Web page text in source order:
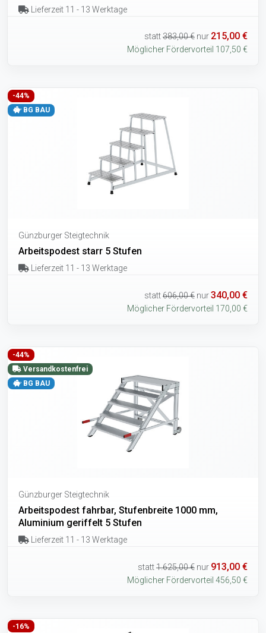
Lieferzeit 11 - 13 Werktage
statt383,00 € nur 215,00 €
Möglicher Fördervorteil 107,50 €
-44%
BG BAU
Günzburger Steigtechnik
Arbeitspodest starr 5 Stufen
Lieferzeit 11 - 13 Werktage
statt606,00 € nur340,00 €
Möglicher Fördervorteil 170,00 €
-44%
Versandkostenfrei
BG BAU
Günzburger Steigtechnik
Arbeitspodest fahrbar, Stufenbreite 1000 mm,
Aluminium geriffelt 5 Stufen
Lieferzeit 11 - 13 Werktage
statt1.625,00 € nur 913,00 €
Möglicher Fördervorteil 456,50 €
-16%